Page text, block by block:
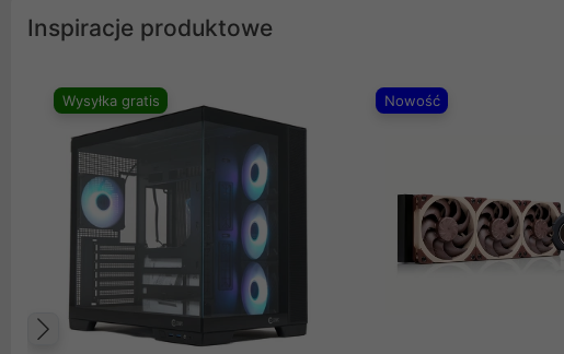
Inspiracje produktowe
Wysyłka gratis Nowość